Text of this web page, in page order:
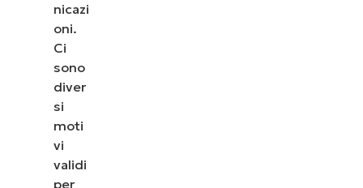
nicazi
oni.
Ci
sono
diver
si
moti
vi
validi
per